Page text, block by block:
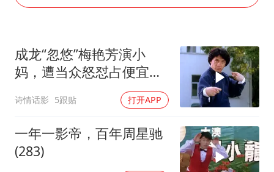
浙江台州《告全体市民书》
郑丽文：台湾从来没有“独立”过
人民的健康、体质、幸福一脉相承
成龙“忽悠”梅艳芳演小
妈，遭当众怒怼占便宜：
醉拳对战夺命连环腿
诗情话影 5跟贴 打开APP
一年一影帝，百年周星驰
(283)